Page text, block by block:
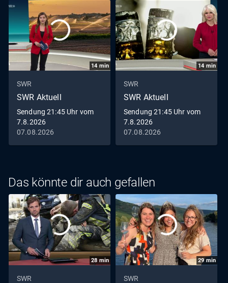
14 min
SWR
SWR Aktuell
Sendung 21:45 Uhr vom
7.8.2026
07.08.2026
14 min
SWR
SWR Aktuell
Sendung 21:45 Uhr vom
7.8.2026
07.08.2026
Das könnte dir auch gefallen
28min
SWR
29min
SWR